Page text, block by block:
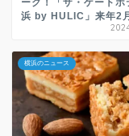
ーク！「ザ・ゲートホ
浜 by HULIC」来年2
横浜のニュース